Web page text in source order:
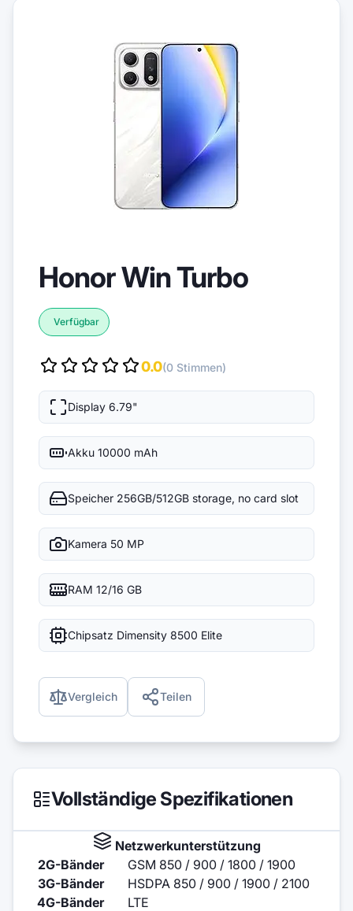
Honor Win Turbo
Verfügbar
0.0(0 Stimmen)
Display 6.79"
Akku 10000 mAh
Speicher 256GB/512GB storage, no card slot
Kamera 50 MP
RAM 12/16 GB
Chipsatz Dimensity 8500 Elite
Vergleich Teilen
Vollständige Spezifikationen
Netzwerkunterstützung
2G-Bänder
GSM 850 / 900 / 1800 / 1900
3G-Bänder
HSDPA 850 / 900 / 1900 / 2100
4G-Bänder
LTE